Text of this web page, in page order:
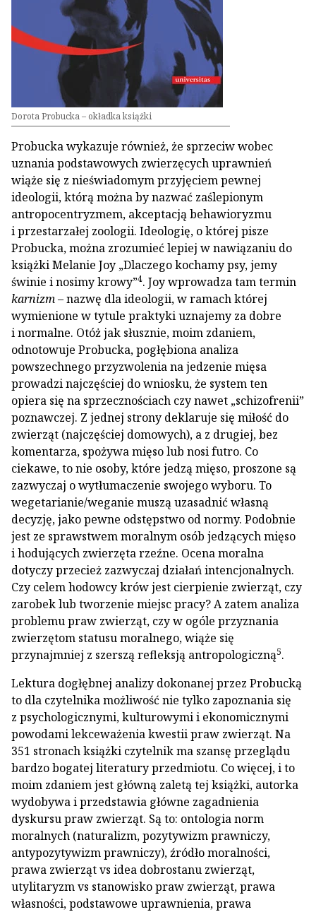
Dorota Probucka – okładka książki
Probucka wykazuje również, że sprzeciw wobec
uznania podstawowych zwierzęcych uprawnień
wiąże się z nieświadomym przyjęciem pewnej
ideologii, którą można by nazwać zaślepionym
antropocentryzmem, akceptacją behawioryzmu
i przestarzałej zoologii. Ideologię, o której pisze
Probucka, można zrozumieć lepiej w nawiązaniu do
książki Melanie Joy „Dlaczego kochamy psy, jemy
świnie i nosimy krowy”4. Joy wprowadza tam termin
karnizm– nazwę dla ideologii, w ramach której
wymienione w tytule praktyki uznajemy za dobre
i normalne. Otóż jak słusznie, moim zdaniem,
odnotowuje Probucka, pogłębiona analiza
powszechnego przyzwolenia na jedzenie mięsa
prowadzi najczęściej do wniosku, że system ten
opiera się na sprzecznościach czy nawet „schizofrenii”
poznawczej. Z jednej strony deklaruje się miłość do
zwierząt (najczęściej domowych), a z drugiej, bez
komentarza, spożywa mięso lub nosi futro. Co
ciekawe, to nie osoby, które jedzą mięso, proszone są
zazwyczaj o wytłumaczenie swojego wyboru. To
wegetarianie/weganie muszą uzasadnić własną
decyzję, jako pewne odstępstwo od normy. Podobnie
jest ze sprawstwem moralnym osób jedzących mięso
i hodujących zwierzęta rzeźne. Ocena moralna
dotyczy przecież zazwyczaj działań intencjonalnych.
Czy celem hodowcy krów jest cierpienie zwierząt, czy
zarobek lub tworzenie miejsc pracy? A zatem analiza
problemu praw zwierząt, czy w ogóle przyznania
zwierzętom statusu moralnego, wiąże się
przynajmniej z szerszą refleksją antropologiczną5.
Lektura dogłębnej analizy dokonanej przez Probucką
to dla czytelnika możliwość nie tylko zapoznania się
z psychologicznymi, kulturowymi i ekonomicznymi
powodami lekceważenia kwestii praw zwierząt. Na
351 stronach książki czytelnik ma szansę przeglądu
bardzo bogatej literatury przedmiotu. Co więcej, i to
moim zdaniem jest główną zaletą tej książki, autorka
wydobywa i przedstawia główne zagadnienia
dyskursu praw zwierząt. Są to: ontologia norm
moralnych (naturalizm, pozytywizm prawniczy,
antypozytywizm prawniczy), źródło moralności,
prawa zwierząt vs idea dobrostanu zwierząt,
utylitaryzm vs stanowisko praw zwierząt, prawa
własności, podstawowe uprawnienia, prawa